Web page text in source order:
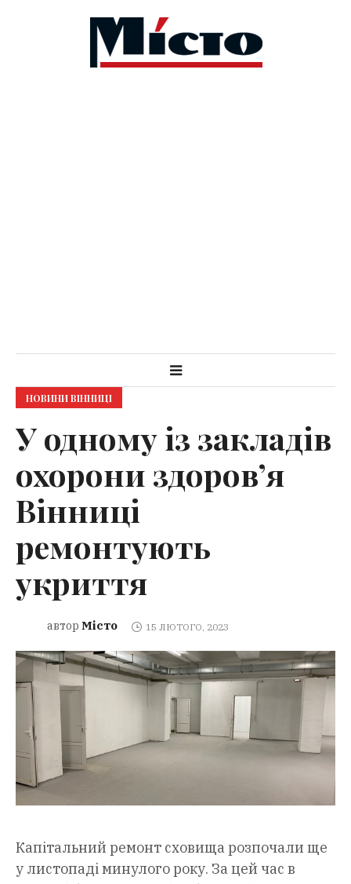
НОВИНИ ВІННИЦІ
У одному із закладів
охорони здоров’я
Вінниці
ремонтують
укриття
автор Місто 15 ЛЮТОГО, 2023
Капітальний ремонт сховища розпочали ще
у листопаді минулого року. За цей час в